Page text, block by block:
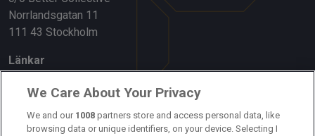
Norrlandsgatan 11
111 43 Stockholm
Länkar
Om oss
Kontakta oss
We Care About Your Privacy
We and our 1008 partners store and access personal data, like
browsing data or unique identifiers, on your device. Selecting I